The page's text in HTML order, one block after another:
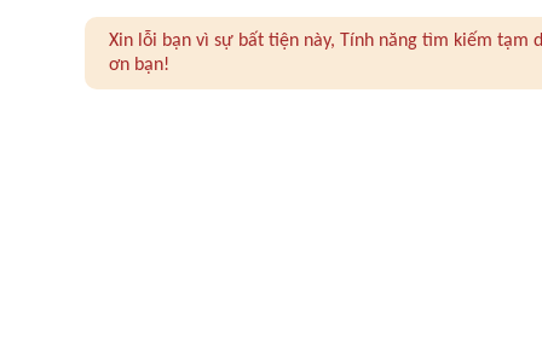
Xin lỗi bạn vì sự bất tiện này, Tính năng tìm kiếm
ơn bạn!